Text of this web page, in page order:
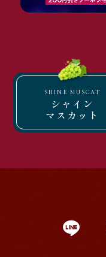
SHINE MUSCAT
シャイン
マスカット